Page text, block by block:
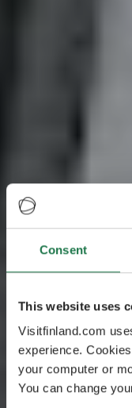
Consent
This website uses
Visitfinland.com
experience.
your computer or
You can change
Ge dig ut på ett
en fängslande